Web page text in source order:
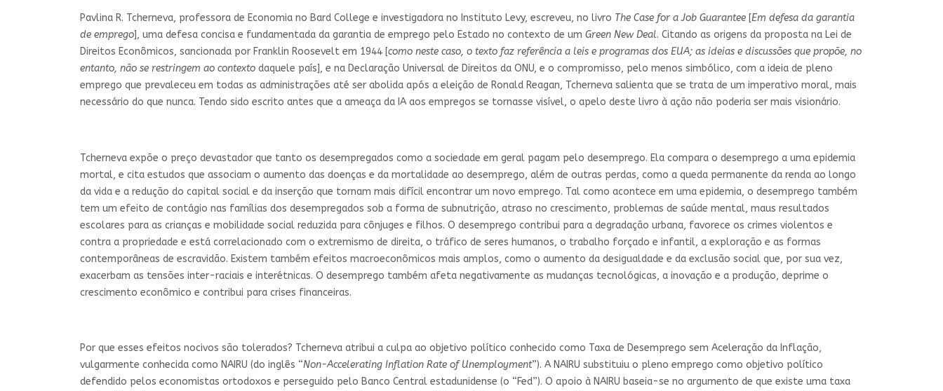
Pavlina R. Tcherneva, professora de Economia no Bard College e investigadora no Instituto Levy, escreveu, no livro The Case for a Job Guarantee [Em defesa da garantia
de emprego], uma defesa concisa e fundamentada da garantia de emprego pelo Estado no contexto de um Green New Deal. Citando as origens da proposta na Lei de
Direitos Econômicos, sancionada por Franklin Roosevelt em 1944 [como neste caso, o texto faz referência a leis e programas dos EUA; as ideias e discussões que propõe, no
entanto, não se restringem ao contexto daquele país], e na Declaração Universal de Direitos da ONU, e o compromisso, pelo menos simbólico, com a ideia de pleno
emprego que prevaleceu em todas as administrações até ser abolida após a eleição de Ronald Reagan, Tcherneva salienta que se trata de um imperativo moral, mais
necessário do que nunca. Tendo sido escrito antes que a ameaça da IA ​aos empregos se tornasse visível, o apelo deste livro à ação não poderia ser mais visionário.
Tcherneva expõe o preço devastador que tanto os desempregados como a sociedade em geral pagam pelo desemprego. Ela compara o desemprego a uma epidemia
mortal, e cita estudos que associam o aumento das doenças e da mortalidade ao desemprego, além de outras perdas, como a queda permanente da renda ao longo
da vida e a redução do capital social e da inserção que tornam mais difícil encontrar um novo emprego. Tal como acontece em uma epidemia, o desemprego também
tem um efeito de contágio nas famílias dos desempregados sob a forma de subnutrição, atraso no crescimento, problemas de saúde mental, maus resultados
escolares para as crianças e mobilidade social reduzida para cônjuges e filhos. O desemprego contribui para a degradação urbana, favorece os crimes violentos e
contra a propriedade e está correlacionado com o extremismo de direita, o tráfico de seres humanos, o trabalho forçado e infantil, a exploração e as formas
contemporâneas de escravidão. Existem também efeitos macroeconômicos mais amplos, como o aumento da desigualdade e da exclusão social que, por sua vez,
exacerbam as tensões inter-raciais e interétnicas. O desemprego também afeta negativamente as mudanças tecnológicas, a inovação e a produção, deprime o
crescimento econômico e contribui para crises financeiras.
Por que esses efeitos nocivos são tolerados? Tcherneva atribui a culpa ao objetivo político conhecido como Taxa de Desemprego sem Aceleração da Inflação,
vulgarmente conhecida como NAIRU (do inglês “Non-Accelerating Inflation Rate of Unemployment”). A NAIRU substituiu o pleno emprego como objetivo político
defendido pelos economistas ortodoxos e perseguido pelo Banco Central estadunidense (o “Fed”). O apoio à NAIRU baseia-se no argumento de que existe uma taxa